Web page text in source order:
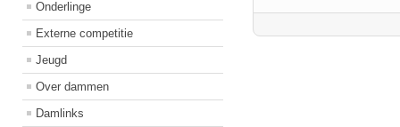
Onderlinge
Externe competitie
Jeugd
Over dammen
Damlinks